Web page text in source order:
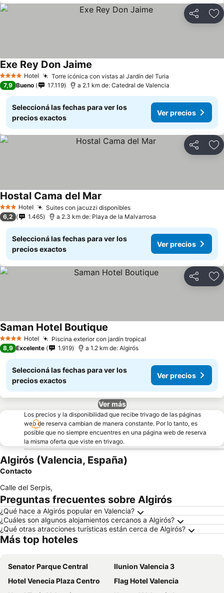
Compartir
4 EstrellasHotel Torre icónica con vistas al Jardín del Turia
Exe Rey Don Jaime
7,9 Bueno 17.119 a 2.1 km de: Catedral de Valencia
Seleccioná las fechas para ver los
precios exactos
Ver precios
Compartir
3 Estrellas
Hotel Suites con jacuzzi disponiblesVer precios
Hostal Cama del Mar
6,2 1.465 a 2.3 km de: Playa de la Malvarrosa
Seleccioná las fechas para ver los
precios exactos
Ver precios
Compartir
4 EstrellasHotel Piscina exterior con jardín tropical
Saman Hotel Boutique
8,9 Excelente 1.919 a 1.2 km de: Algirós
Seleccioná las fechas para ver los
precios exactos
Ver precios
Ver más
Los precios y la disponibilidad que recibe trivago de las páginas
web de reserva cambian de manera constante. Por lo tanto, es
posible que no siempre encuentres en una página web de reserva
la misma oferta que viste en trivago.
Algirós (Valencia, España)
Contacto
Calle del Serpis,
Preguntas frecuentes sobre Algirós
¿Qué hace a Algirós popular en Valencia?
¿Cuáles son algunos alojamientos cercanos a Algirós?
¿Qué otras atracciones turísticas están cerca de Algirós?
Más top hoteles
Senator Parque Central
Ilunion Valencia 3
Hotel Venecia Plaza Centro
Flag Hotel Valencia